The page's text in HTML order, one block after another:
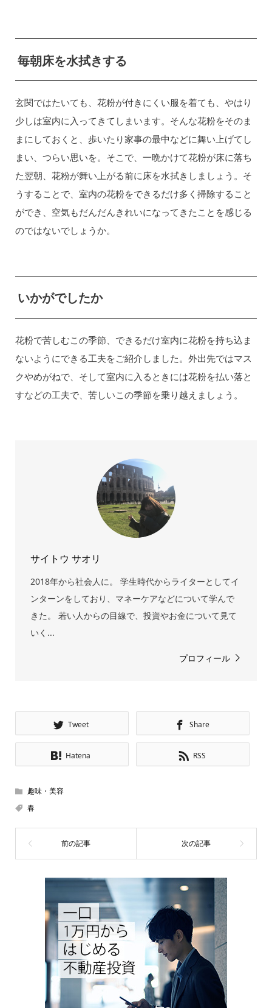
毎朝床を水拭きする
玄関ではたいても、花粉が付きにくい服を着ても、やはり
少しは室内に入ってきてしまいます。そんな花粉をそのま
まにしておくと、歩いたり家事の最中などに舞い上げてし
まい、つらい思いを。そこで、一晩かけて花粉が床に落ち
た翌朝、花粉が舞い上がる前に床を水拭きしましょう。そ
うすることで、室内の花粉をできるだけ多く掃除すること
ができ、空気もだんだんきれいになってきたことを感じる
のではないでしょうか。
いかがでしたか
花粉で苦しむこの季節、できるだけ室内に花粉を持ち込ま
ないようにできる工夫をご紹介しました。外出先ではマス
クやめがねで、そして室内に入るときには花粉を払い落と
すなどの工夫で、苦しいこの季節を乗り越えましょう。
サイトウ サオリ
2018年から社会人に。 学生時代からライターとしてイ
ンターンをしており、マネーケアなどについて学んで
きた。 若い人からの目線で、投資やお金について見て
いく...
プロフィール
Tweet Share
Hatena RSS
趣味・美容
春